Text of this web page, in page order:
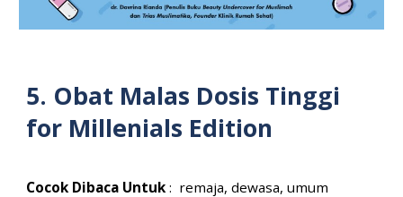
5. Obat Malas Dosis Tinggi
for Millenials Edition
Cocok Dibaca Untuk : remaja, dewasa, umum